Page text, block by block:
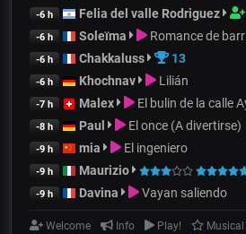
-6 h Felia del valle Rodriguez
-6 h Soleïma Romance de
-6 h Chakkaluss 13
-6 h Khochnav Lilián
-7 h Malex El bulin de la calle
-8 h Paul El once (A divertirse)
-9 h mia El ingeniero
-9 h Maurizio
-9 h Davina Vayan saliendo
Welcome Info Play!
Musical